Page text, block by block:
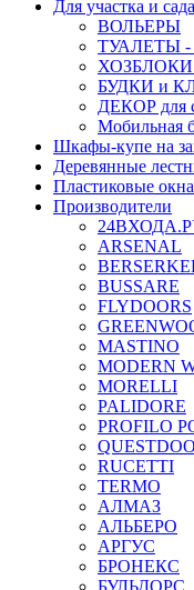
Для участка и сада
ВОЛЬЕРЫ
ТУАЛЕТЫ -
ХОЗБЛОКИ
БУДКИ и
ДЕКОР для
Мобильная
Шкафы-купе на
Деревянные
Пластиковые окна
Производители
ARSENAL
BUSSARE
FLYDOORS
MASTINO
MODERN
MORELLI
PALIDORE
PROFILO
RUCETTI
TERMO
АЛМАЗ
АЛЬБЕРО
АРГУС
БРОНЕКС
БУЛЬДОРС